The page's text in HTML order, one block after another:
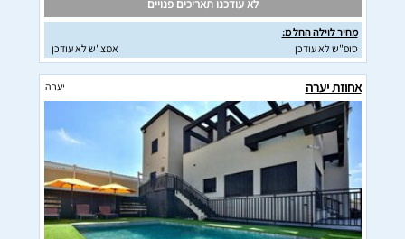
לא עודכנו תאריכים פנויים
מחיר לוילה החל מ:
סופ"ש לא עודכן
אמצ"ש לא עודכן
אחוזת יערה יערה